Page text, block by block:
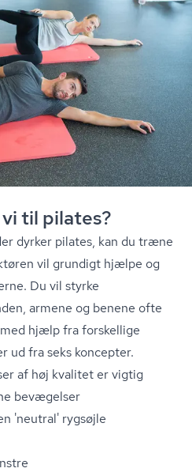
til pilates?
dyrker pilates, kan du træne
vil grundigt hjælpe og
Du vil styrke
armene og benene ofte
hjælp fra forskellige
ud fra seks koncepter.
af høj kvalitet er vigtig
bevægelser
'neutral' rygsøjle